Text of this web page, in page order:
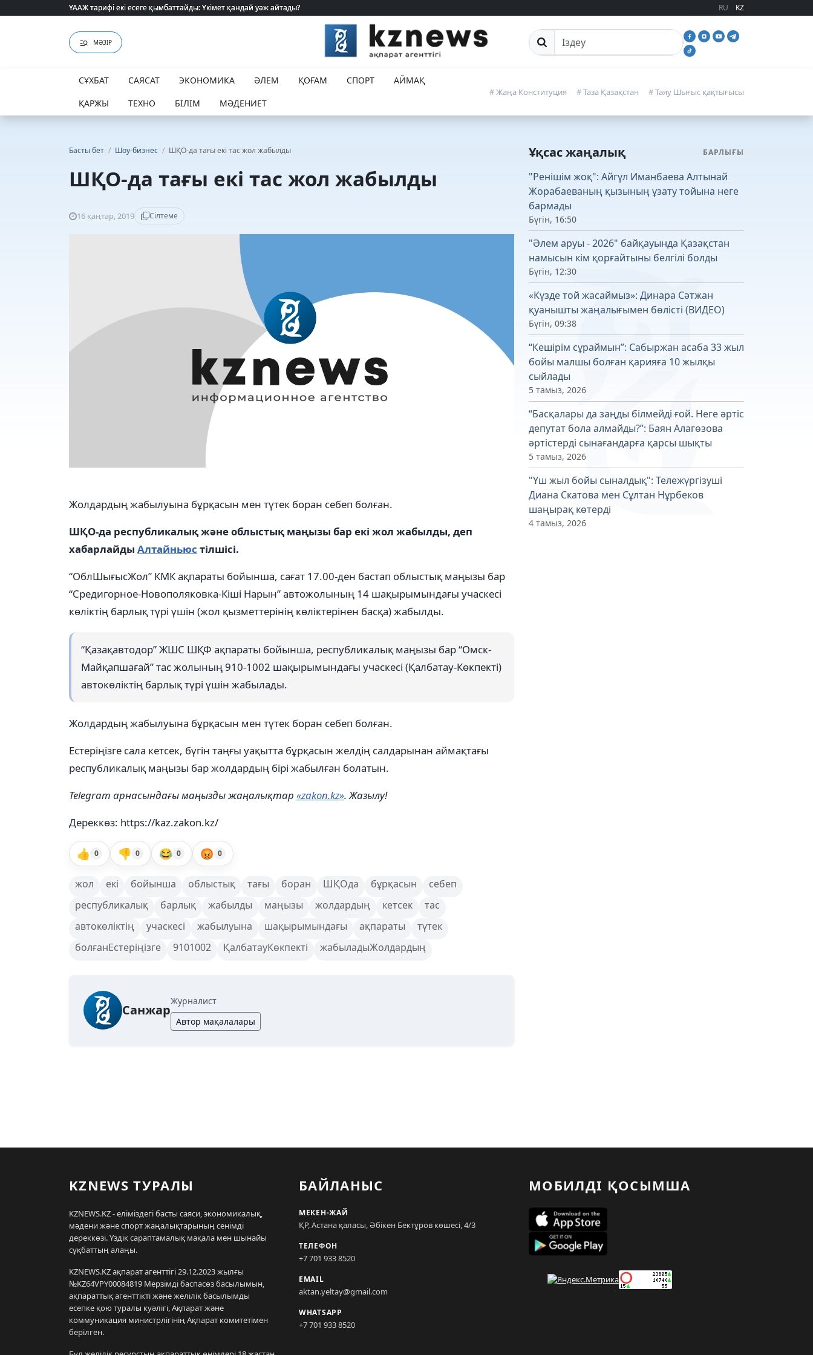
ҮААЖ тарифі екі есеге қымбаттайды: Үкімет қандай уәж айтады?
ҮААЖ тарифі екі есеге қымбаттайды: Үкімет қандай уәж айтады? RU KZ
МӘЗІР Сайттан іздеу
СҰХБАТ САЯСАТ ЭКОНОМИКА ӘЛЕМ ҚОҒАМ СПОРТ
АЙМАҚ
ҚАРЖЫ
ТЕХНО БІЛІМ МӘДЕНИЕТ
# Жаңа Конституция # Таза Қазақстан # Таяу Шығыс қақтығысы
Басты бет / Шоу-бизнес / ШҚО-да тағы екі тас жол жабылды
ШҚО-да тағы екі тас жол жабылды
16 қаңтар, 2019 Сілтеме
Жолдардың жабылуына бұрқасын мен түтек боран себеп болған.
ШҚО-да республикалық және облыстық маңызы бар екі жол жабылды, деп
хабарлайды Алтайньюс тілшісі.
“ОблШығысЖол” КМК ақпараты бойынша, сағат 17.00-ден бастап облыстық маңызы бар
“Средигорное-Новополяковка-Кіші Нарын” автожолының 14 шақырымындағы учаскесі
көліктің барлық түрі үшін (жол қызметтерінің көліктерінен басқа) жабылды.
“Қазақавтодор” ЖШС ШҚФ ақпараты бойынша, республикалық маңызы бар “Омск-
Майқапшағай” тас жолының 910-1002 шақырымындағы учаскесі (Қалбатау-Көкпекті)
автокөліктің барлық түрі үшін жабылады.
Жолдардың жабылуына бұрқасын мен түтек боран себеп болған.
Естеріңізге сала кетсек, бүгін таңғы уақытта бұрқасын желдің салдарынан аймақтағы
республикалық маңызы бар жолдардың бірі жабылған болатын.
Telegram арнасындағы маңызды жаңалықтар «zakon.kz». Жазылу!
Дереккөз: https://kaz.zakon.kz/
👍 0 👎 0 😂 0 😡 0
жол екі бойынша облыстық тағы боран ШҚОда бұрқасын
себеп
республикалық
барлық жабылды маңызы жолдардың кетсек
тас
автокөліктің
учаскесі жабылуына шақырымындағы ақпараты
түтек
болғанЕстеріңізге
9101002 ҚалбатауКөкпекті жабыладыЖолдардың
Санжар
Журналист
Автор мақалалары
Ұқсас жаңалық БАРЛЫҒЫ
"Ренішім жоқ": Айгүл Иманбаева Алтынай
Жорабаеваның қызының ұзату тойына неге
бармады
Бүгін, 16:50
"Әлем аруы - 2026" байқауында Қазақстан
намысын кім қорғайтыны белгілі болды
Бүгін, 12:30
«Күзде той жасаймыз»: Динара Сәтжан
қуанышты жаңалығымен бөлісті (ВИДЕО)
Бүгін, 09:38
“Кешірім сұраймын”: Сабыржан асаба 33 жыл
бойы малшы болған қарияға 10 жылқы
сыйлады
5 тамыз, 2026
“Басқалары да заңды білмейді ғой. Неге әртіс
депутат бола алмайды?”: Баян Алагөзова
әртістерді сынағандарға қарсы шықты
5 тамыз, 2026
"Үш жыл бойы сыналдық": Тележүргізуші
Диана Скатова мен Сұлтан Нұрбеков
шаңырақ көтерді
4 тамыз, 2026
KZNEWS ТУРАЛЫ
KZNEWS.KZ - еліміздегі басты саяси, экономикалық,
мәдени және спорт жаңалықтарының сенімді
дереккөзі. Үздік сараптамалық мақала мен шынайы
сұқбаттың алаңы.
KZNEWS.KZ ақпарат агенттігі 29.12.2023 жылғы
№KZ64VPY00084819 Мерзімді баспасөз басылымын,
ақпараттық агенттікті және желілік басылымды
есепке қою туралы куәлігі, Ақпарат және
коммуникация министрлігінің Ақпарат комитетімен
берілген.
БАЙЛАНЫС
МЕКЕН-ЖАЙ
ҚР, Астана қаласы, Әбікен Бектұров көшесі, 4/3
ТЕЛЕФОН
+7 701 933 8520
EMAIL
aktan.yeltay@gmail.com
WHATSAPP
+7 701 933 8520
МОБИЛДІ ҚОСЫМША